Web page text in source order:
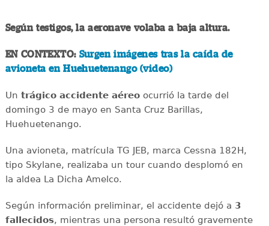
Según testigos, la aeronave volaba a baja altura.
EN CONTEXTO: Surgen imágenes tras la caída de
avioneta en Huehuetenango (video)
Un trágico accidente aéreoocurrió la tarde del
domingo 3 de mayo en Santa Cruz Barillas,
Huehuetenango.
Una avioneta, matrícula TG JEB, marca Cessna 182H,
tipo Skylane, realizaba un tour cuando desplomó en
la aldea La Dicha Amelco.
Según información preliminar, el accidente dejó a 3
fallecidos, mientras una persona resultó gravemente